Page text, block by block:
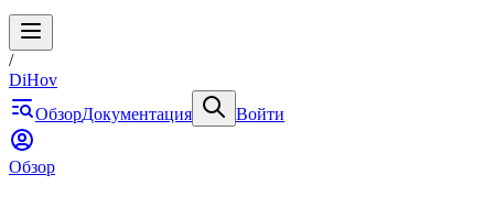
/
DiHov
ОбзорДокументация Войти
Обзор